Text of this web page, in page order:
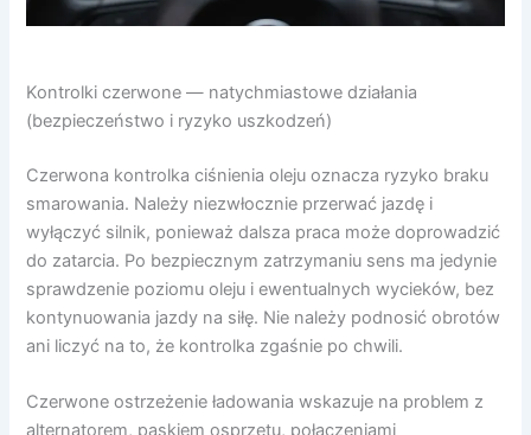
Kontrolki czerwone — natychmiastowe działania
(bezpieczeństwo i ryzyko uszkodzeń)
Czerwona kontrolka ciśnienia oleju oznacza ryzyko braku
smarowania. Należy niezwłocznie przerwać jazdę i
wyłączyć silnik, ponieważ dalsza praca może doprowadzić
do zatarcia. Po bezpiecznym zatrzymaniu sens ma jedynie
sprawdzenie poziomu oleju i ewentualnych wycieków, bez
kontynuowania jazdy na siłę. Nie należy podnosić obrotów
ani liczyć na to, że kontrolka zgaśnie po chwili.
Czerwone ostrzeżenie ładowania wskazuje na problem z
alternatorem, paskiem osprzętu, połączeniami